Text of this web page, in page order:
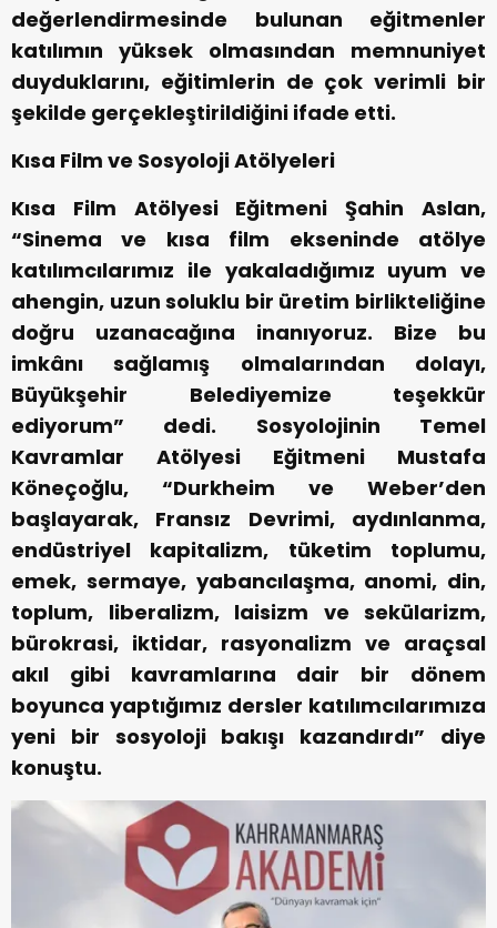
değerlendirmesinde bulunan eğitmenler
katılımın yüksek olmasından memnuniyet
duyduklarını, eğitimlerin de çok verimli bir
şekilde gerçekleştirildiğini ifade etti.
Kısa Film ve Sosyoloji Atölyeleri
Kısa Film Atölyesi Eğitmeni Şahin Aslan,
“Sinema ve kısa film ekseninde atölye
katılımcılarımız ile yakaladığımız uyum ve
ahengin, uzun soluklu bir üretim birlikteliğine
doğru uzanacağına inanıyoruz. Bize bu
imkânı sağlamış olmalarından dolayı,
Büyükşehir Belediyemize teşekkür
ediyorum” dedi. Sosyolojinin Temel
Kavramlar Atölyesi Eğitmeni Mustafa
Köneçoğlu, “Durkheim ve Weber’den
başlayarak, Fransız Devrimi, aydınlanma,
endüstriyel kapitalizm, tüketim toplumu,
emek, sermaye, yabancılaşma, anomi, din,
toplum, liberalizm, laisizm ve sekülarizm,
bürokrasi, iktidar, rasyonalizm ve araçsal
akıl gibi kavramlarına dair bir dönem
boyunca yaptığımız dersler katılımcılarımıza
yeni bir sosyoloji bakışı kazandırdı” diye
konuştu.